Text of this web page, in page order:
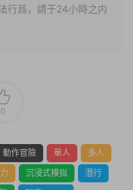
行爲，請于24小時之内
0
動作冒險 單人
多人
沉浸式模拟
潛行